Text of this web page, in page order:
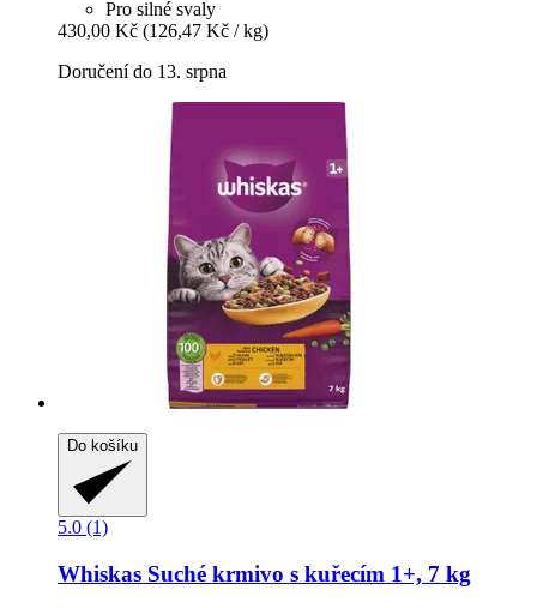
Pro silné svaly
430,00 Kč (126,47 Kč / kg)
Doručení do 13. srpna
Do košíku
5.0 (1)
Whiskas Suché krmivo s kuřecím 1+, 7 kg